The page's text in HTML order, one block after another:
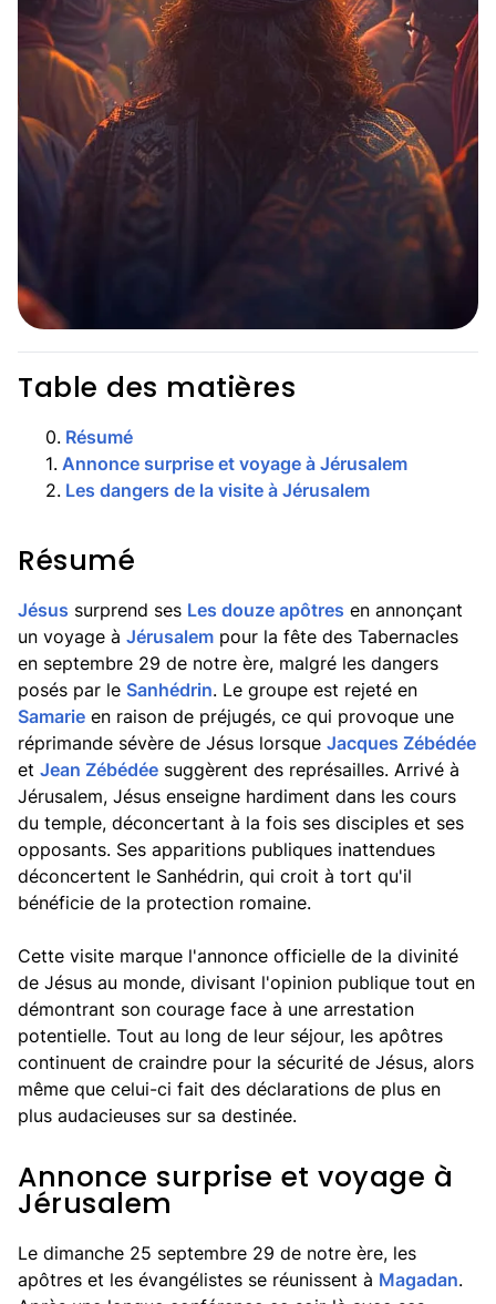
Table des matières
0. Résumé
1. Annonce surprise et voyage à Jérusalem
2. Les dangers de la visite à Jérusalem
Résumé
Jésus surprend ses Les douze apôtres en annonçant
un voyage à Jérusalem pour la fête des Tabernacles
en septembre 29 de notre ère, malgré les dangers
posés par le Sanhédrin. Le groupe est rejeté en
Samarie en raison de préjugés, ce qui provoque une
réprimande sévère de Jésus lorsque Jacques Zébédée
et Jean Zébédée suggèrent des représailles. Arrivé à
Jérusalem, Jésus enseigne hardiment dans les cours
du temple, déconcertant à la fois ses disciples et ses
opposants. Ses apparitions publiques inattendues
déconcertent le Sanhédrin, qui croit à tort qu'il
bénéficie de la protection romaine.
Cette visite marque l'annonce officielle de la divinité
de Jésus au monde, divisant l'opinion publique tout en
démontrant son courage face à une arrestation
potentielle. Tout au long de leur séjour, les apôtres
continuent de craindre pour la sécurité de Jésus, alors
même que celui-ci fait des déclarations de plus en
plus audacieuses sur sa destinée.
Annonce surprise et voyage à
Jérusalem
Le dimanche 25 septembre 29 de notre ère, les
apôtres et les évangélistes se réunissent à Magadan.